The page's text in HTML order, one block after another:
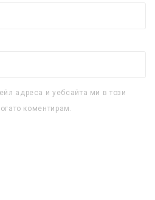
адреса и уебсайта ми в този
коментирам.